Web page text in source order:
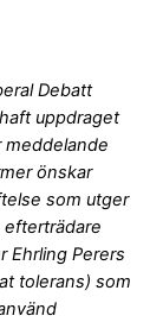
Debatt
uppdraget
meddelande
önskar
som utger
efterträdare
Ehrling Perers
tolerans) som